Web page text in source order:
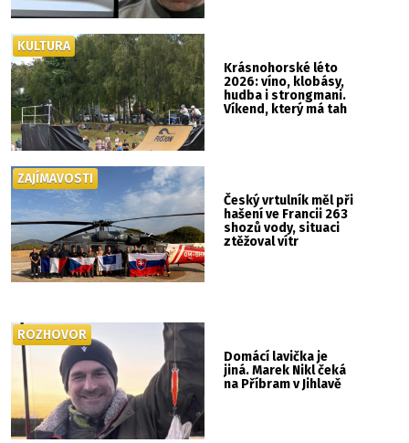
Krásnohorské léto
2026: víno, klobásy,
hudba i strongmani.
Víkend, který má tah
KULTURA
Český vrtulník měl při
hašení ve Francii 263
shozů vody, situaci
ztěžoval vítr
ZAJÍMAVOSTI
Domácí lavička je
jiná. Marek Nikl čeká
na Příbram v Jihlavě
ROZHOVOR